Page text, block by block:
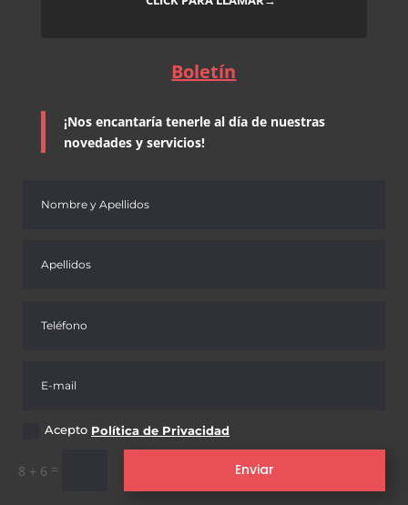
Boletín
¡Nos encantaría tenerle al día de nuestras
novedades y servicios!
Acepto Política de Privacidad
8 + 6 = Enviar